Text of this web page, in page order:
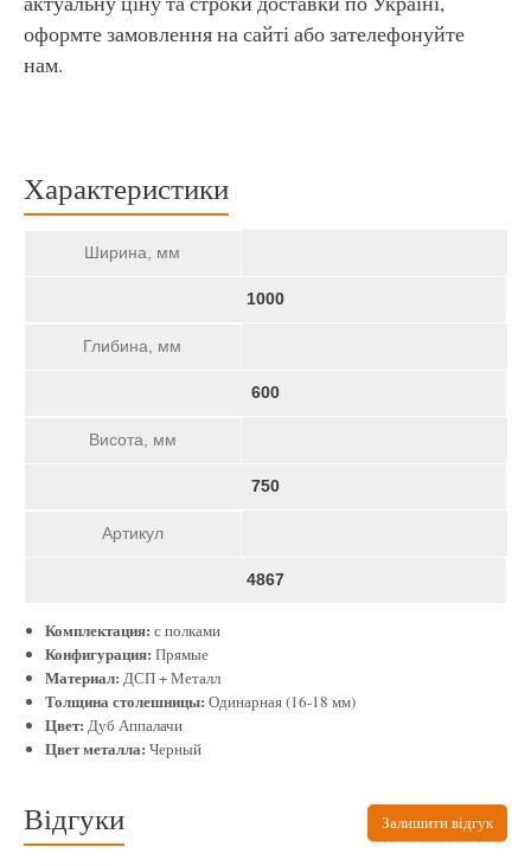
оформте замовлення на сайті або зателефонуйте
нам.
Характеристики
Ширина, мм
1000
Глибина, мм
600
Висота, мм
750
Артикул
4867
Комплектация: с полками
Конфигурация: Прямые
Материал: ДСП + Металл
Толщина столешницы: Одинарная (16-18 мм)
Цвет: Дуб Аппалачи
Цвет металла: Черный
Відгуки Залишити відгук